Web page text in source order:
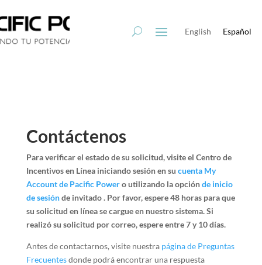
al
contenido
a
la
navegación
English Español
Contáctenos
Para verificar el estado de su solicitud, visite el Centro de
Incentivos en Línea iniciando sesión en su cuenta My
Account de Pacific Powero utilizando la opciónde inicio
de sesiónde invitado. Por favor, espere 48 horas para que
su solicitud en línea se cargue en nuestro sistema. Si
realizó su solicitud por correo, espere entre 7 y 10 días.
Antes de contactarnos, visite nuestra página de Preguntas
Frecuentesdonde podrá encontrar una respuesta